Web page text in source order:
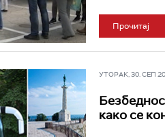
Прочитај
УТОРАК, 30. СЕП
како се